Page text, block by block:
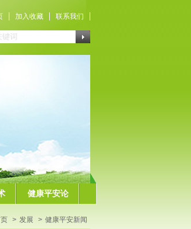
加入收藏 联系我们
健康平安论
> 发展 > 健康平安新闻